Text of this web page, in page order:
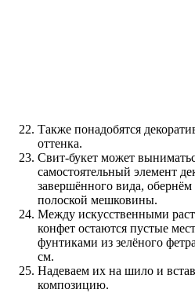
Также понадобятся
оттенка.
Свит-букет может
самостоятельный элемент
завершённого вида, обернём
полоской мешковины.
Между искусственными
конфет остаются пустые
фунтиками из зелёного
см.
Надеваем их на шило и
композицию.